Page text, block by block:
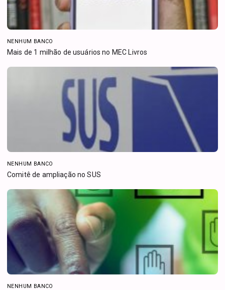
NENHUM BANCO
Mais de 1 milhão de usuários no MEC Livros
NENHUM BANCO
Comitê de ampliação no SUS
NENHUM BANCO